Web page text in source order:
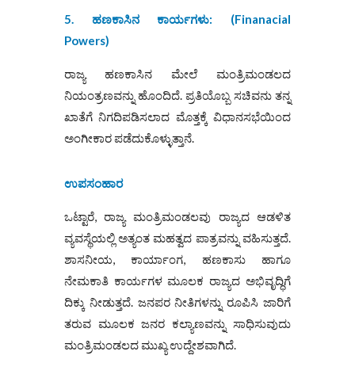
5. ಹಣಕಾಸಿನ ಕಾರ್ಯಗಳು: (Finanacial
Powers)
ರಾಜ್ಯ ಹಣಕಾಸಿನ ಮೇಲೆ ಮಂತ್ರಿಮಂಡಲದ
ನಿಯಂತ್ರಣವನ್ನು ಹೊಂದಿದೆ. ಪ್ರತಿಯೊಬ್ಬ ಸಚಿವನು ತನ್ನ
ಖಾತೆಗೆ ನಿಗದಿಪಡಿಸಲಾದ ಮೊತ್ತಕ್ಕೆ ವಿಧಾನಸಭೆಯಿಂದ
ಅಂಗೀಕಾರ ಪಡೆದುಕೊಳ್ಳುತ್ತಾನೆ.
ಉಪಸಂಹಾರ
ಒಟ್ಟಾರೆ, ರಾಜ್ಯ ಮಂತ್ರಿಮಂಡಲವು ರಾಜ್ಯದ ಆಡಳಿತ
ವ್ಯವಸ್ಥೆಯಲ್ಲಿ ಅತ್ಯಂತ ಮಹತ್ವದ ಪಾತ್ರವನ್ನು ವಹಿಸುತ್ತದೆ.
ಶಾಸನೀಯ, ಕಾರ್ಯಾಂಗ, ಹಣಕಾಸು ಹಾಗೂ
ನೇಮಕಾತಿ ಕಾರ್ಯಗಳ ಮೂಲಕ ರಾಜ್ಯದ ಅಭಿವೃದ್ಧಿಗೆ
ದಿಕ್ಕು ನೀಡುತ್ತದೆ. ಜನಪರ ನೀತಿಗಳನ್ನು ರೂಪಿಸಿ ಜಾರಿಗೆ
ತರುವ ಮೂಲಕ ಜನರ ಕಲ್ಯಾಣವನ್ನು ಸಾಧಿಸುವುದು
ಮಂತ್ರಿಮಂಡಲದ ಮುಖ್ಯ ಉದ್ದೇಶವಾಗಿದೆ.